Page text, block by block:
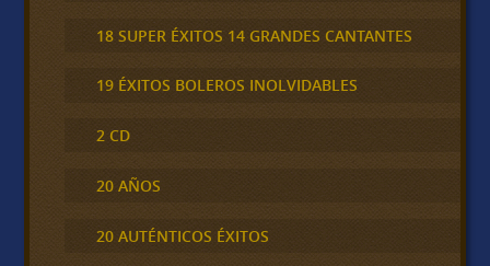
18 SUPER ÉXITOS 14 GRANDES CANTANTES
19 ÉXITOS BOLEROS INOLVIDABLES
2 CD
20 AÑOS
20 AUTÉNTICOS ÉXITOS